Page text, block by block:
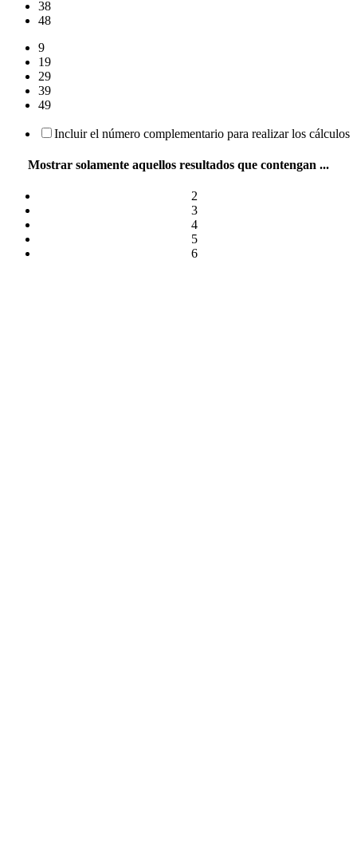
38
48
9
19
29
39
49
Incluir el número complementario para realizar los cálculos
Mostrar solamente aquellos resultados que contengan ...
2
3
4
5
6